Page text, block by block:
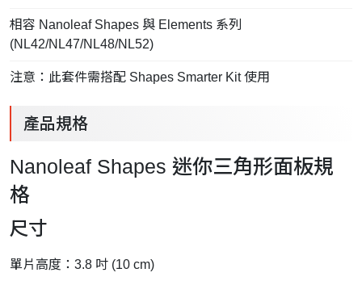
相容 Nanoleaf Shapes 與 Elements 系列
(NL42/NL47/NL48/NL52)
注意：此套件需搭配 Shapes Smarter Kit 使用
產品規格
Nanoleaf Shapes 迷你三角形面板規
格
尺寸
單片高度：3.8 吋 (10 cm)